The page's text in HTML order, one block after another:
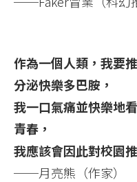
作為一個人類，我要
分泌快樂多巴胺，
我一口氣痛並快樂地
青春，
我應該會因此對校園
──月亮熊（作家）